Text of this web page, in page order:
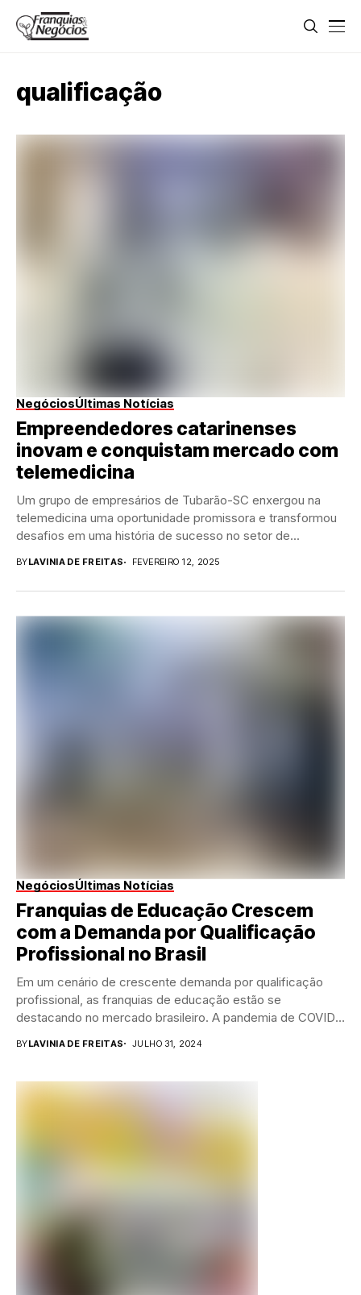
qualificação
NegóciosÚltimas Notícias
Empreendedores catarinenses
inovam e conquistam mercado com
telemedicina
Um grupo de empresários de Tubarão-SC enxergou na
telemedicina uma oportunidade promissora e transformou
desafios em uma história de sucesso no setor de...
BYLAVINIA DE FREITAS FEVEREIRO 12, 2025
NegóciosÚltimas Notícias
Franquias de Educação Crescem
com a Demanda por Qualificação
Profissional no Brasil
Em um cenário de crescente demanda por qualificação
profissional, as franquias de educação estão se
destacando no mercado brasileiro. A pandemia de COVID-
BYLAVINIA DE FREITAS JULHO 31, 2024